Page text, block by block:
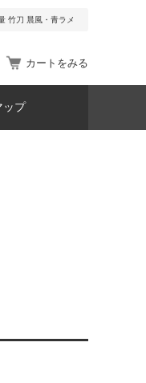
竹刀 晨風・青ラメ
カートをみる
ップ